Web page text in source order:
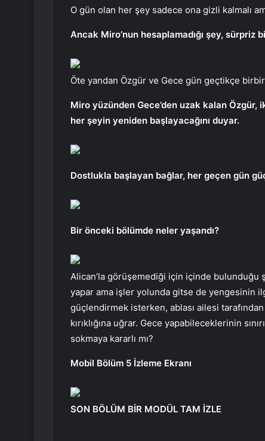
O gün olan her şey sadece ona gizli kalmalı
Ancak Miro’nun hesaplamadığı şey,
Öte yandan Özgür ve Gece gün geçtikçe
Miro yüzünden Gece’den uzak kalan Özgür,
her şeyin yeniden başlayacağını duyar.
Dostlukla başlayan bağlar, her geçen gün
Bir önceki bölümde neler yaşandı?
Alican’la görüşemediği için içinde bulunduğu
yapar ama işler yolunda gitse de yengesinin
güçlendirmek isterken, ablası ailesi
kırıklığına uğrar. Gece yapabileceklerinin
sokmaya kararlı mı?
Mobil Bölüm 5 İzleme Ekranı
SON BÖLÜM BİR MODÜL TAM İZLE